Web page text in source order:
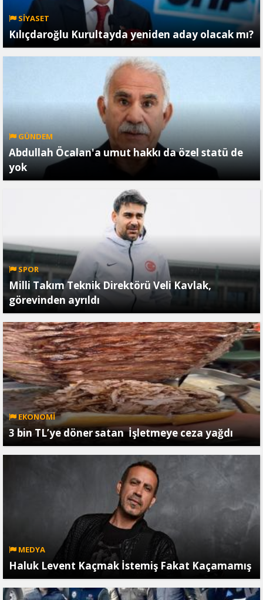
SİYASET
Kılıçdaroğlu Kurultayda yeniden aday olacak mı?
GÜNDEM
Abdullah Öcalan'a umut hakkı da özel statü de
yok
SPOR
Milli Takım Teknik Direktörü Veli Kavlak,
görevinden ayrıldı
EKONOMİ
3 bin TL’ye döner satan İşletmeye ceza yağdı
MEDYA
Haluk Levent Kaçmak İstemiş Fakat Kaçamamış